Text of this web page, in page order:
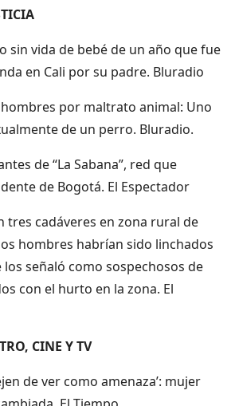
sin vida de bebé de un año que fue
en Cali por su padre. Bluradio
hombres por maltrato animal: Uno
de un perro. Bluradio.
de “La Sabana”, red que
de Bogotá. El Espectador
tres cadáveres en zona rural de
hombres habrían sido linchados
señaló como sospechosos de
con el hurto en la zona. El
CINE Y TV
de ver como amenaza’: mujer